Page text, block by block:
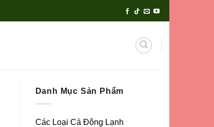
Danh Mục Sản Phẩm
Các Loại Cá Đông Lạnh